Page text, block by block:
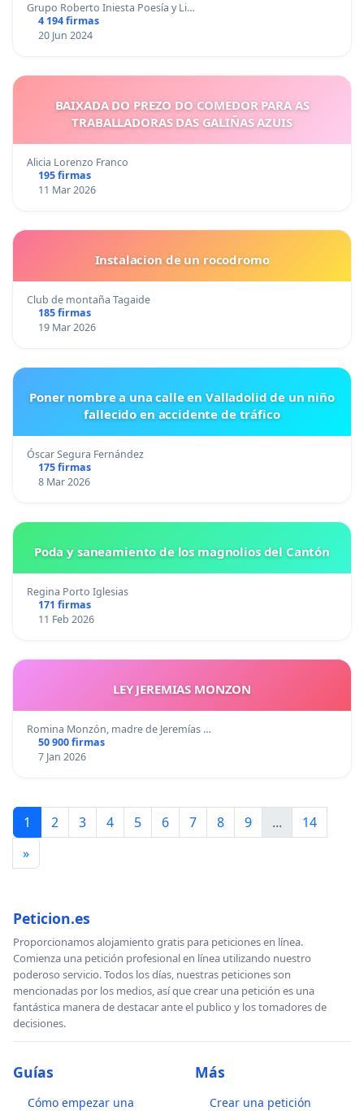
Grupo Roberto Iniesta Poesía y Li…
4 194 firmas
20 Jun 2024
BAIXADA DO PREZO DO COMEDOR PARA AS
TRABALLADORAS DAS GALIÑAS AZUIS
Alicia Lorenzo Franco
195 firmas
11 Mar 2026
Instalacion de un rocodromo
Club de montaña Tagaide
185 firmas
19 Mar 2026
Poner nombre a una calle en Valladolid de un niño
fallecido en accidente de tráfico
Óscar Segura Fernández
175 firmas
8 Mar 2026
Poda y saneamiento de los magnolios del Cantón
Regina Porto Iglesias
171 firmas
11 Feb 2026
LEY JEREMIAS MONZON
Romina Monzón, madre de Jeremías …
50 900 firmas
7 Jan 2026
1 2 3 4 5 6 7 8 9 ...
14
»
Peticion.es
Proporcionamos alojamiento gratis para peticiones en línea.
Comienza una petición profesional en línea utilizando nuestro
poderoso servicio. Todos los días, nuestras peticiones son
mencionadas por los medios, así que crear una petición es una
fantástica manera de destacar ante el publico y los tomadores de
decisiones.
Guías
Cómo empezar una
Más
Crear una petición